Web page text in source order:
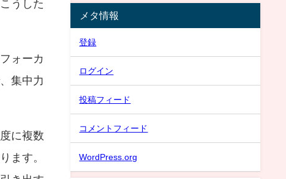
うした
ォーカ
集中力
に複数
ます。
メタ情報
登録
ログイン
投稿フィード
コメントフィード
WordPress.org